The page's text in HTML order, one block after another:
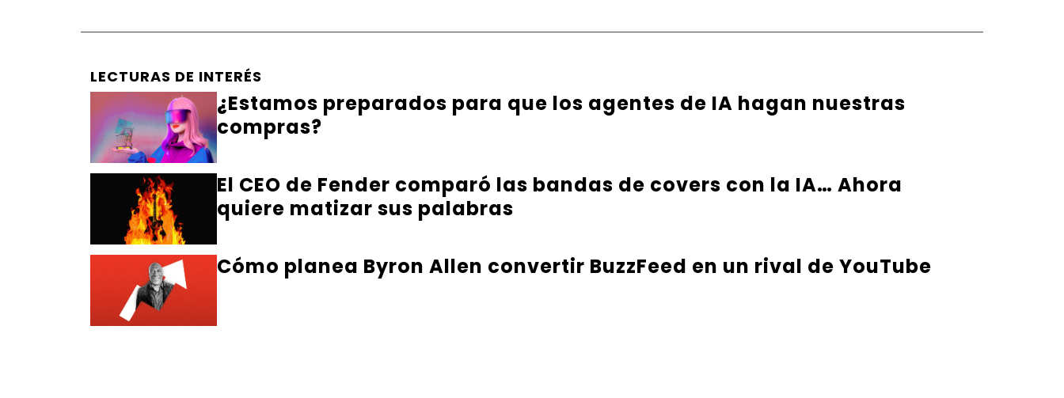
LECTURAS DE INTERÉS
¿Estamos preparados para que los agentes de IA hagan nuestras
compras?
El CEO de Fender comparó las bandas de covers con la IA… Ahora
quiere matizar sus palabras
Cómo planea Byron Allen convertir BuzzFeed en un rival de YouTube